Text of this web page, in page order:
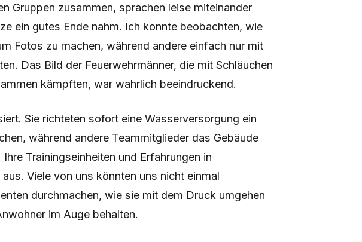
Gruppen zusammen, sprachen leise miteinander
ein gutes Ende nahm. Ich konnte beobachten, wie
Fotos zu machen, während andere einfach nur mit
Das Bild der Feuerwehrmänner, die mit Schläuchen
kämpften, war wahrlich beeindruckend.
Sie richteten sofort eine Wasserversorgung ein
während andere Teammitglieder das Gebäude
Trainingseinheiten und Erfahrungen in
Viele von uns könnten uns nicht einmal
durchmachen, wie sie mit dem Druck umgehen
im Auge behalten.